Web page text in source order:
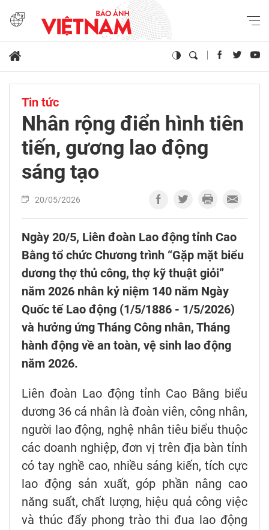
Tin tức
Nhân rộng điển hình tiên
tiến, gương lao động
sáng tạo
20/05/2026
Ngày 20/5, Liên đoàn Lao động tỉnh Cao
Bằng tổ chức Chương trình “Gặp mặt biểu
dương thợ thủ công, thợ kỹ thuật giỏi”
năm 2026 nhân kỷ niệm 140 năm Ngày
Quốc tế Lao động (1/5/1886 - 1/5/2026)
và hưởng ứng Tháng Công nhân, Tháng
hành động về an toàn, vệ sinh lao động
năm 2026.
Liên đoàn Lao động tỉnh Cao Bằng biểu
dương 36 cá nhân là đoàn viên, công nhân,
người lao động, nghệ nhân tiêu biểu thuộc
các doanh nghiệp, đơn vị trên địa bàn tỉnh
có tay nghề cao, nhiều sáng kiến, tích cực
lao động sản xuất, góp phần nâng cao
năng suất, chất lượng, hiệu quả công việc
và thúc đẩy phong trào thi đua lao động